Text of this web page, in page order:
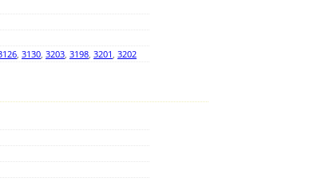
, 3130, 3203, 3198, 3201, 3202